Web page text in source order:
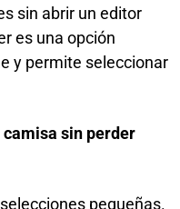
sin abrir un editor
es una opción
y permite seleccionar
sin perder
pequeñas.